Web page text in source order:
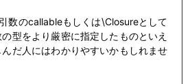
数のcallableもしくは\Closureとして
型をより厳密に指定したものといえ
だ人にはわかりやすいかもしれませ